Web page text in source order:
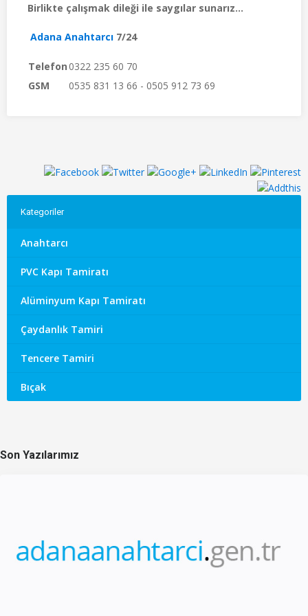
Birlikte çalışmak dileği ile saygılar sunarız...
Adana Anahtarcı 7/24
Telefon 0322 235 60 70
GSM
0535 831 13 66 - 0505 912 73 69
Kategoriler
Anahtarcı
PVC Kapı Tamiratı
Alüminyum Kapı Tamiratı
Çaydanlık Tamiri
Tencere Tamiri
Bıçak
Son Yazılarımız